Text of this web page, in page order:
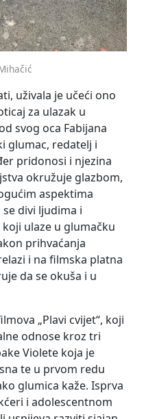
uživala je učeći ono
za ulazak u
svog oca Fabijana
glumac, redatelj i
pridonosi i njezina
okružuje glazbom,
aspektima
divi ljudima i
ulaze u glumačku
prihvaćanja
i na filmska platna
da se okuša i u
„Plavi cvijet“, koji
odnose kroz tri
Violete koja je
te u prvom redu
glumica kaže. Isprva
i adolescentnom